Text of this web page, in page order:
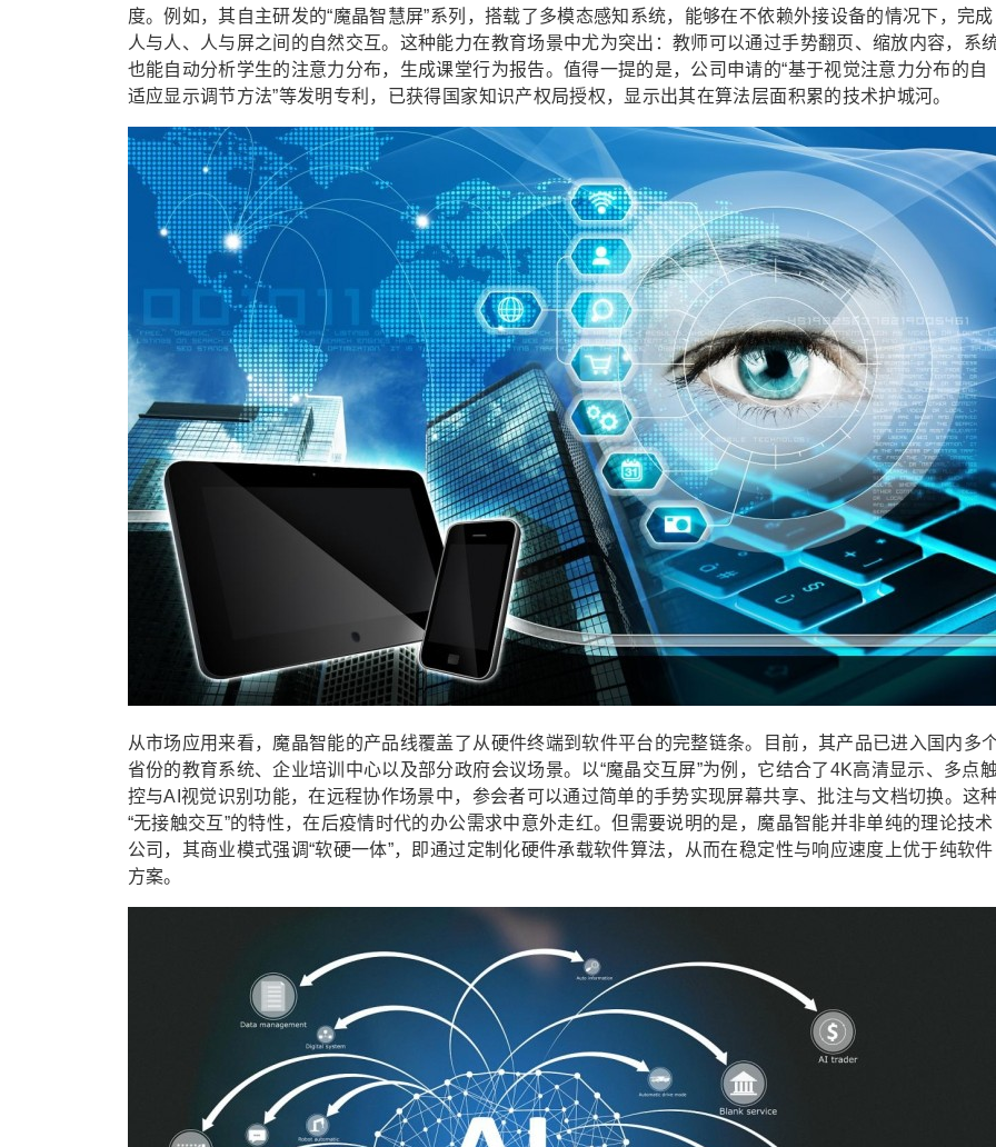
度。例如，其自主研发的“魔晶智慧屏”系列，搭载了多模态感知系统，能够在不依赖外接设备的情况下，完成
人与人、人与屏之间的自然交互。这种能力在教育场景中尤为突出：教师可以通过手势翻页、缩放内容，系
也能自动分析学生的注意力分布，生成课堂行为报告。值得一提的是，公司申请的“基于视觉注意力分布的自
适应显示调节方法”等发明专利，已获得国家知识产权局授权，显示出其在算法层面积累的技术护城河。
从市场应用来看，魔晶智能的产品线覆盖了从硬件终端到软件平台的完整链条。目前，其产品已进入国内多
省份的教育系统、企业培训中心以及部分政府会议场景。以“魔晶交互屏”为例，它结合了4K高清显示、多点
控与AI视觉识别功能，在远程协作场景中，参会者可以通过简单的手势实现屏幕共享、批注与文档切换。这
“无接触交互”的特性，在后疫情时代的办公需求中意外走红。但需要说明的是，魔晶智能并非单纯的理论技术
公司，其商业模式强调“软硬一体”，即通过定制化硬件承载软件算法，从而在稳定性与响应速度上优于纯软件
方案。